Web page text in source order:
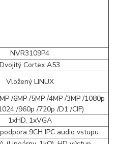
NVR3109P4
Dvojitý Cortex A53
Vložený LINUX
/6MP /5MP /4MP /3MP /1080p
/960p /720p /D1 /CIF)
1xHD, 1xVGA
9CH IPC audio vstupu